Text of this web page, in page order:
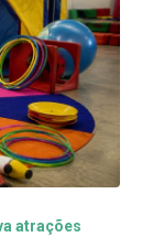
atrações